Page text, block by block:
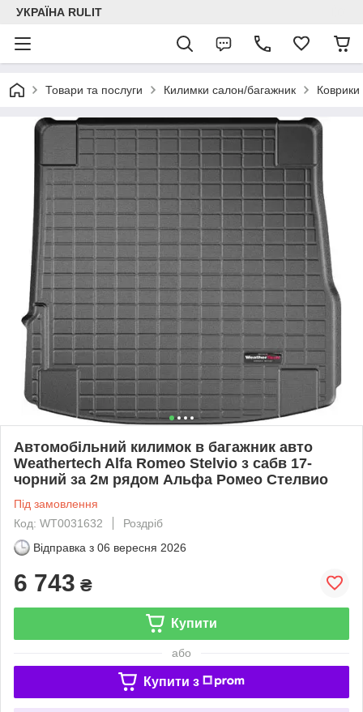
УКРАЇНА RULIT
Товари та послуги Килимки салон/багажник Коврики
Автомобільний килимок в багажник авто
Weathertech Alfa Romeo Stelvio з сабв 17-
чорний за 2м рядом Альфа Ромео Стелвио
Під замовлення
Код: WT0031632
Роздріб
Відправка з 06 вересня 2026
6 743 ₴
Купити
або
Купити з